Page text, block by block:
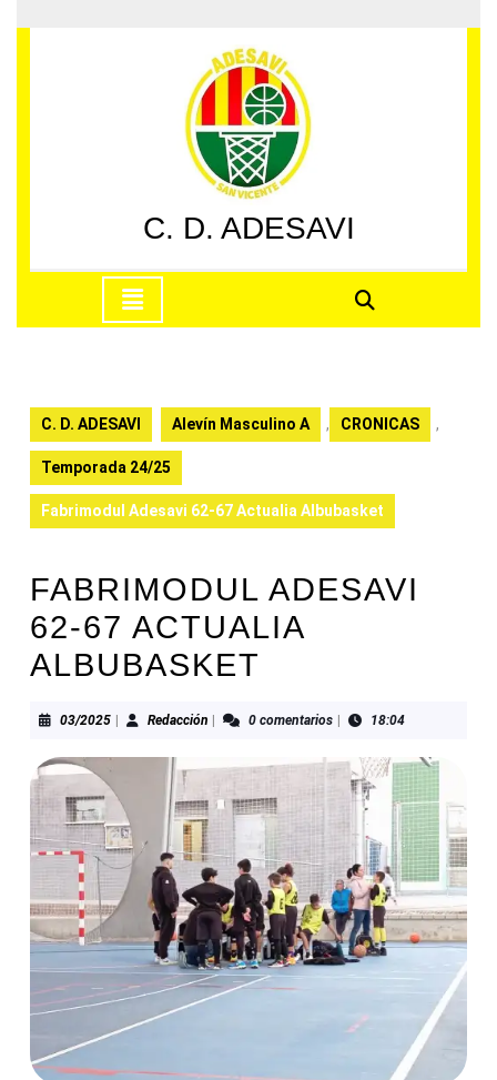
al
C. D. ADESAVI
apertura
C. D. ADESAVI Alevín Masculino A , CRONICAS ,
Temporada 24/25
Fabrimodul Adesavi 62-67 Actualia Albubasket
FABRIMODUL ADESAVI
62-67 ACTUALIA
ALBUBASKET
03/202503/2025RedacciónRedacción0 comentarios 18:04